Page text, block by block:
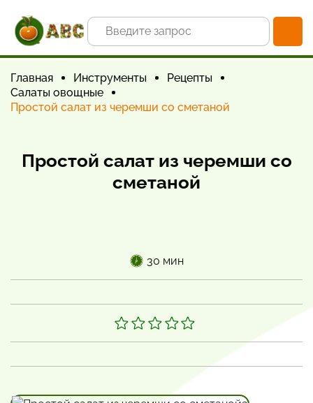
Главная Инструменты
Рецепты
Салаты овощные
Простой салат из черемши со сметаной
Простой салат из черемши со
сметаной
30 мин